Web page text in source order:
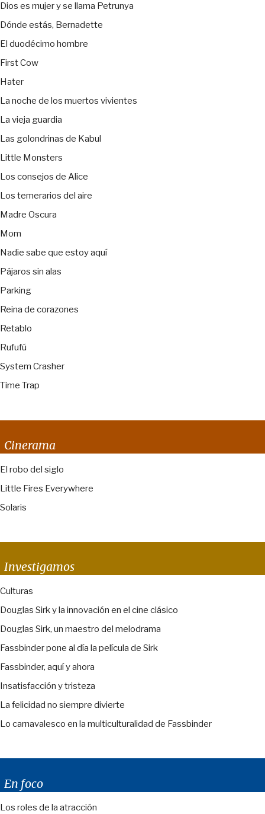
Dios es mujer y se llama Petrunya
Dónde estás, Bernadette
El duodécimo hombre
First Cow
Hater
La noche de los muertos vivientes
La vieja guardia
Las golondrinas de Kabul
Little Monsters
Los consejos de Alice
Los temerarios del aire
Madre Oscura
Mom
Nadie sabe que estoy aquí
Pájaros sin alas
Parking
Reina de corazones
Retablo
Rufufú
System Crasher
Time Trap
Cinerama
El robo del siglo
Little Fires Everywhere
Solaris
Investigamos
Culturas
Douglas Sirk y la innovación en el cine clásico
Douglas Sirk, un maestro del melodrama
Fassbinder pone al día la película de Sirk
Fassbinder, aquí y ahora
Insatisfacción y tristeza
La felicidad no siempre divierte
Lo carnavalesco en la multiculturalidad de Fassbinder
En foco
Los roles de la atracción